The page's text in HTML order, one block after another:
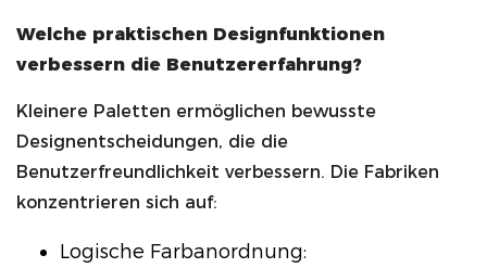
Welche praktischen Designfunktionen
verbessern die Benutzererfahrung?
Kleinere Paletten ermöglichen bewusste
Designentscheidungen, die die
Benutzerfreundlichkeit verbessern. Die Fabriken
konzentrieren sich auf:
Logische Farbanordnung: